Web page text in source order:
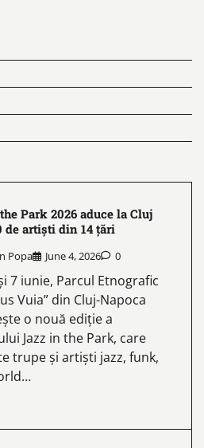
Park 2026 aduce la Cluj
de artiști din 14 țări
Popa June 4, 2026 0
7 iunie, Parcul Etnografic
Vuia” din Cluj-Napoca
o nouă ediție a
Jazz in the Park, care
trupe și artiști jazz, funk,